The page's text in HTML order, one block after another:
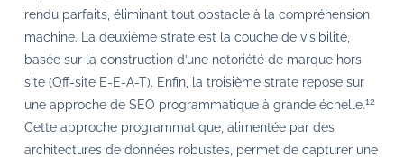
rendu parfaits, éliminant tout obstacle à la compréhension
machine. La deuxième strate est la couche de visibilité,
basée sur la construction d’une notoriété de marque hors
site (Off-site E-E-A-T). Enfin, la troisième strate repose sur
une approche de SEO programmatique à grande échelle.12
Cette approche programmatique, alimentée par des
architectures de données robustes, permet de capturer une